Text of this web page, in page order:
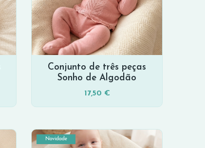
Conjunto de três peças
Sonho de Algodão
17,50 €
Novidade